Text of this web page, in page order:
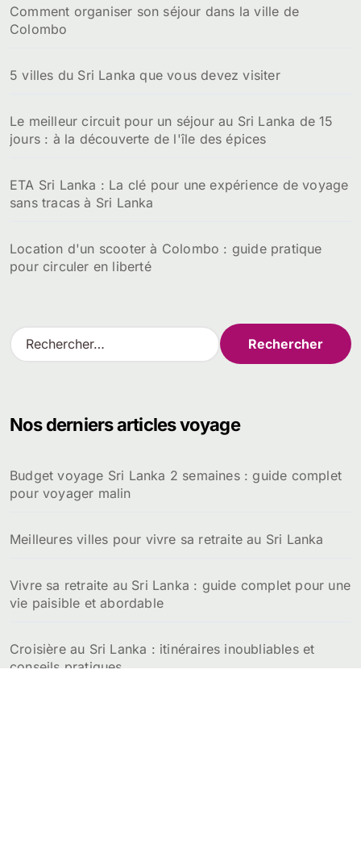
Comment organiser son séjour dans la ville de
Colombo
5 villes du Sri Lanka que vous devez visiter
Le meilleur circuit pour un séjour au Sri Lanka de 15
jours : à la découverte de l'île des épices
ETA Sri Lanka : La clé pour une expérience de voyage
sans tracas à Sri Lanka
Location d'un scooter à Colombo : guide pratique
pour circuler en liberté
R
e
r
e
r
Nos derniers articles voyage
Budget voyage Sri Lanka 2 semaines : guide complet
pour voyager malin
Meilleures villes pour vivre sa retraite au Sri Lanka
Vivre sa retraite au Sri Lanka : guide complet pour une
vie paisible et abordable
Croisière au Sri Lanka : itinéraires inoubliables et
conseils pratiques